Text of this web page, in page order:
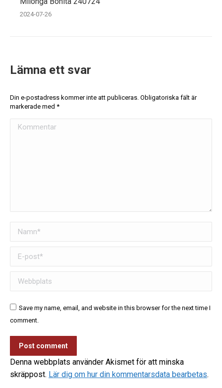
2024-07-26
Lämna ett svar
Din e-postadress kommer inte att publiceras. Obligatoriska fält är
markerade med *
Kommentar
Namn *
E-post *
Webbplats
Save my name, email, and website in this browser for the next time I
comment.
Post comment
Denna webbplats använder Akismet för att minska
skräppost. Lär dig om hur din kommentarsdata bearbetas.